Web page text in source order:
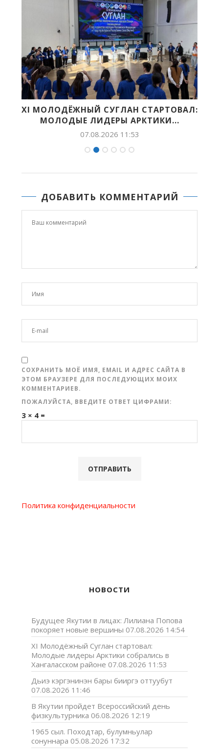
XI МОЛОДЁЖНЫЙ СУГЛАН СТАРТОВАЛ:
МОЛОДЫЕ ЛИДЕРЫ АРКТИКИ...
07.08.2026 11:53
ДОБАВИТЬ КОММЕНТАРИЙ
СОХРАНИТЬ МОЁ ИМЯ, EMAIL И АДРЕС САЙТА В
ЭТОМ БРАУЗЕРЕ ДЛЯ ПОСЛЕДУЮЩИХ МОИХ
КОММЕНТАРИЕВ.
ПОЖАЛУЙСТА, ВВЕДИТЕ ОТВЕТ ЦИФРАМИ:
3 × 4 =
Политика конфиденциальности
НОВОСТИ
Будущее Якутии в лицах: Лилиана Попова
покоряет новые вершины 07.08.2026 14:54
XI Молодёжный Суглан стартовал:
Молодые лидеры Арктики собрались в
Хангаласском районе 07.08.2026 11:53
Дьиэ кэргэнинэн бары бииргэ оттуубут
07.08.2026 11:46
В Якутии пройдет Всероссийский день
физкультурника 06.08.2026 12:19
1965 сыл. Походтар, булумньулар
сонуннара 05.08.2026 17:32